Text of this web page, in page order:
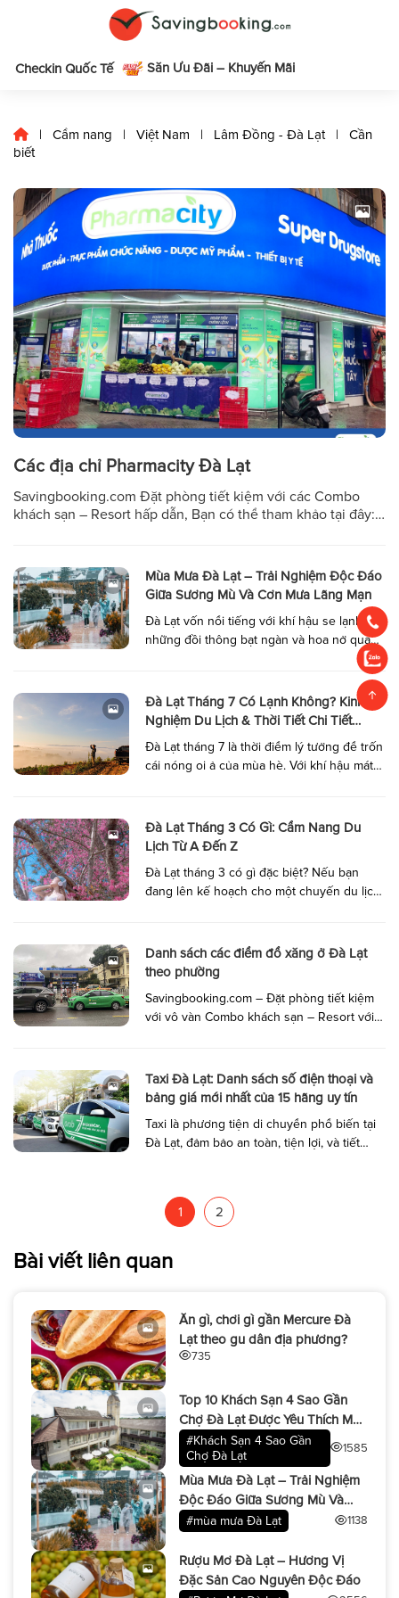
Checkin Quốc Tế Săn Ưu Đãi – Khuyến Mãi
| Cẩm nang | Việt Nam | Lâm Đồng - Đà Lạt |
Cần
biết
Các địa chỉ Pharmacity Đà Lạt
Savingbooking.com Đặt phòng tiết kiệm với các Combo
khách sạn – Resort hấp dẫn, Bạn có thể tham khảo tại đây:
thuốc, thực phẩm chức năng nhanh chóng? […]
Mùa Mưa Đà Lạt – Trải Nghiệm Độc Đáo
Giữa Sương Mù Và Cơn Mưa Lãng Mạn
Đà Lạt vốn nổi tiếng với khí hậu se lạnh,
những đồi thông bạt ngàn và hoa nở quanh
năm. Nhưng ít ai biết rằng mùa mưa Đà Lạt
lại mang một vẻ đẹp rất riêng – một nét thơ
mộng, huyền ảo mà không phải ai cũng
từng trải nghiệm. Nếu bạn nghĩ rằng […]
Đà Lạt Tháng 7 Có Lạnh Không? Kinh
Nghiệm Du Lịch & Thời Tiết Chi Tiết
2025
Đà Lạt tháng 7 là thời điểm lý tưởng để trốn
cái nóng oi ả của mùa hè. Với khí hậu mát
điểm đến hấp dẫn. Nhưng liệu Đà Lạt tháng
7 có lạnh không? Hãy cùng khám phá […]
Đà Lạt Tháng 3 Có Gì: Cẩm Nang Du
Lịch Từ A Đến Z
Đà Lạt tháng 3 có gì đặc biệt? Nếu bạn
đang lên kế hoạch cho một chuyến du lịch
tuyệt vời mà chỉ Đà Lạt tháng 3 mới mang
lại. Từ cảnh sắc thiên nhiên đẹp ngỡ ngàng
Danh sách các điểm đổ xăng ở Đà Lạt
theo phường
Savingbooking.com – Đặt phòng tiết kiệm
với vô vàn Combo khách sạn – Resort với
Đà Lạt thuận tiện, việc nắm rõ vị trí cây
xăng gần nhất là điều cần thiết. Dưới đây là
Taxi Đà Lạt: Danh sách số điện thoại và
bảng giá mới nhất của 15 hãng uy tín
Taxi là phương tiện di chuyển phổ biến tại
Đà Lạt, đảm bảo an toàn, tiện lợi, và tiết
hãng taxi đáng tin cậy, kèm thông tin liên
hệ, mức giá và đặc điểm nổi bật. 1. Taxi […]
1 2
Bài viết liên quan
Ăn gì, chơi gì gần Mercure Đà
Lạt theo gu dân địa phương?
735
Top 10 Khách Sạn 4 Sao Gần
Chợ Đà Lạt Được Yêu Thích Mới
Nhất 2025
#Khách Sạn 4 Sao Gần
Chợ Đà Lạt
1585
Mùa Mưa Đà Lạt – Trải Nghiệm
Độc Đáo Giữa Sương Mù Và
Cơn Mưa Lãng Mạn
#mùa mưa Đà Lạt 1138
Rượu Mơ Đà Lạt – Hương Vị
Đặc Sản Cao Nguyên Độc Đáo